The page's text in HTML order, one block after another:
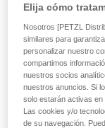
VERTEX
Etiquetas
VERTEX y
Elija cómo
Nosotros [PETZL
similares para
personalizar nuestro
compartimos
nuestros socios
nuestros anuncios. Si
solo estarán activas en
Las cookies y/o
de su navegación.